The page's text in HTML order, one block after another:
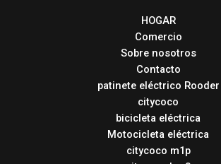
HOGAR
Comercio
Sobre nosotros
Contacto
patinete eléctrico Rooder
citycoco
bicicleta eléctrica
Motocicleta eléctrica
citycoco m1p